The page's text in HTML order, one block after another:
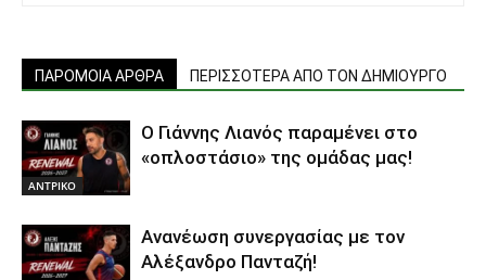
ΠΑΡΟΜΟΙΑ ΑΡΘΡΑ ΠΕΡΙΣΣΟΤΕΡΑ ΑΠΟ ΤΟΝ ΔΗΜΙΟΥΡΓΟ
ΑΝTΡΙΚΟ
Ο Γιάννης Λιανός παραμένει στο
«οπλοστάσιο» της ομάδας μας!
Ανανέωση συνεργασίας με τον
Αλέξανδρο Πανταζή!